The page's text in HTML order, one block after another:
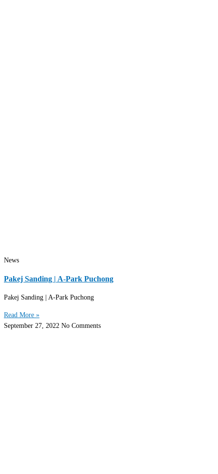
News
Pakej Sanding | A-Park Puchong
Pakej Sanding | A-Park Puchong
Read More »
September 27, 2022 No Comments